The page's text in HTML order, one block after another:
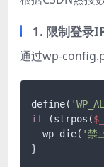
1. 限制登录
通过wp-
define(
if (strpos(
  wp_die(
'禁